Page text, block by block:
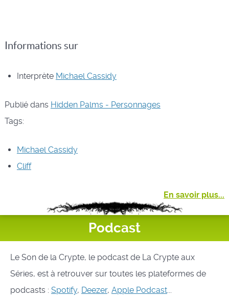
Informations sur
Interprète Michael Cassidy
Publié dans Hidden Palms - Personnages
Tags:
Michael Cassidy
Cliff
En savoir plus...
Podcast
Le Son de la Crypte, le podcast de La Crypte aux
Séries, est à retrouver sur toutes les plateformes de
podcasts : Spotify, Deezer, Apple Podcast...